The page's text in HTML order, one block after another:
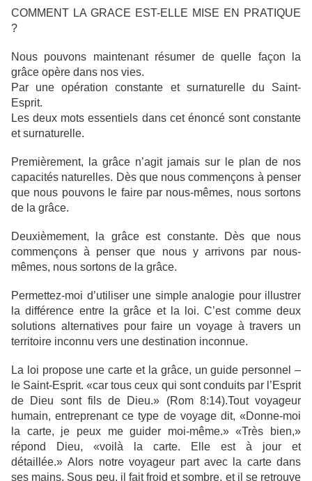
COMMENT LA GRACE EST-ELLE MISE EN PRATIQUE
?
Nous pouvons maintenant résumer de quelle façon la
grâce opère dans nos vies.
Par une opération constante et surnaturelle du Saint-
Esprit.
Les deux mots essentiels dans cet énoncé sont constante
et surnaturelle.
Premièrement, la grâce n’agit jamais sur le plan de nos
capacités naturelles. Dès que nous commençons à penser
que nous pouvons le faire par nous-mêmes, nous sortons
de la grâce.
Deuxièmement, la grâce est constante. Dès que nous
commençons à penser que nous y arrivons par nous-
mêmes, nous sortons de la grâce.
Permettez-moi d’utiliser une simple analogie pour illustrer
la différence entre la grâce et la loi. C’est comme deux
solutions alternatives pour faire un voyage à travers un
territoire inconnu vers une destination inconnue.
La loi propose une carte et la grâce, un guide personnel –
le Saint-Esprit. «car tous ceux qui sont conduits par l’Esprit
de Dieu sont fils de Dieu.» (Rom 8:14).Tout voyageur
humain, entreprenant ce type de voyage dit, «Donne-moi
la carte, je peux me guider moi-même.» «Très bien,»
répond Dieu, «voilà la carte. Elle est à jour et
détaillée.»Alors notre voyageur part avec la carte dans
ses mains. Sous peu, il fait froid et sombre, et il se retrouve